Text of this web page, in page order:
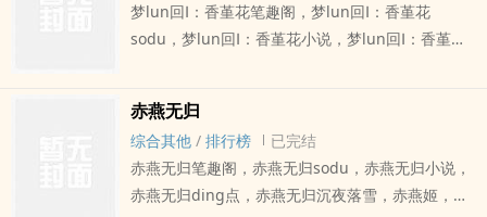
梦lun回Ⅰ：香堇花笔趣阁，梦lun回Ⅰ：香堇花
sodu，梦lun回Ⅰ：香堇花小说，梦lun回Ⅰ：香堇花
芳苒苒、佳期无待、不似故 ...
赤燕无归
综合其他 / 排行榜
已完结
赤燕无归笔趣阁，赤燕无归sodu，赤燕无归小说，
赤燕无归ding点，赤燕无归沉夜落雪，赤燕姬，乐